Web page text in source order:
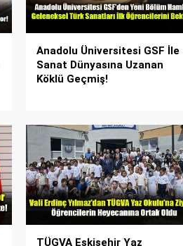
Anadolu Üniversitesi GSF İle
Sanat Dünyasına Uzanan
Köklü Geçmiş!
TÜGVA Eskişehir Yaz